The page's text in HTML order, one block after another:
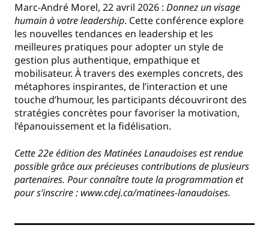
Marc-André Morel, 22 avril 2026 : Donnez un visage
humain à votre leadership. Cette conférence explore
les nouvelles tendances en leadership et les
meilleures pratiques pour adopter un style de
gestion plus authentique, empathique et
mobilisateur. À travers des exemples concrets, des
métaphores inspirantes, de l’interaction et une
touche d’humour, les participants découvriront des
stratégies concrètes pour favoriser la motivation,
l’épanouissement et la fidélisation.
Cette 22e édition des Matinées Lanaudoises est rendue
possible grâce aux précieuses contributions de plusieurs
partenaires. Pour connaître toute la programmation et
pour s’inscrire : www.cdej.ca/matinees-lanaudoises.